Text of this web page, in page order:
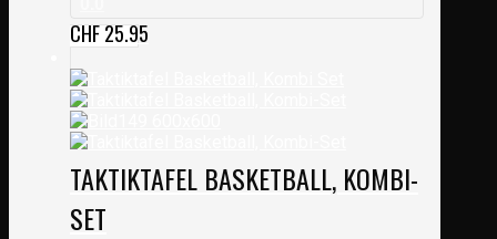
CHF25.95
TAKTIKTAFEL BASKETBALL, KOMBI-
SET